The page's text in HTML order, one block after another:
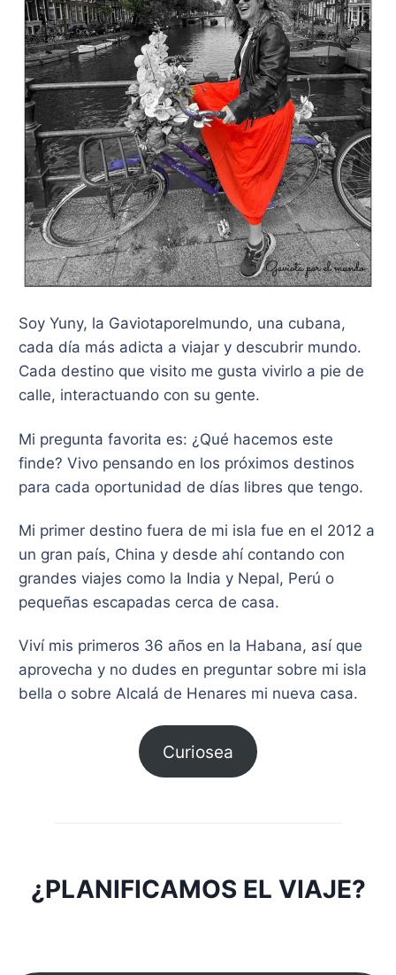
Soy Yuny, la Gaviotaporelmundo, una cubana,
cada día más adicta a viajar y descubrir mundo.
Cada destino que visito me gusta vivirlo a pie de
calle, interactuando con su gente.
Mi pregunta favorita es: ¿Qué hacemos este
finde? Vivo pensando en los próximos destinos
para cada oportunidad de días libres que tengo.
​Mi primer destino fuera de mi isla fue en el 2012 a
un gran país, China y desde ahí contando con
grandes viajes como la India y Nepal, Perú o
pequeñas escapadas cerca de casa.
Viví mis primeros 36 años en la Habana, así que
aprovecha y no dudes en preguntar sobre mi isla
bella o sobre Alcalá de Henares mi nueva casa.
Curiosea
¿PLANIFICAMOS EL VIAJE?